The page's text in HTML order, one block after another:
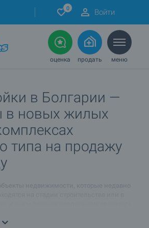
0 Войти
оценка продать меню
в Болгарии —
в новых жилых
типа на продажу
недвижимости, которые недавно
типа, так как данные жилые объекты